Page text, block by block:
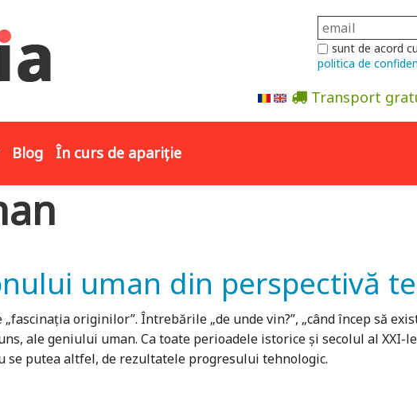
sunt de acord
politica de
Transport
Blog În curs de apariție
uman din perspectivă
originilor”. Întrebările „de unde vin?”, „când încep să
ale geniului uman. Ca toate perioadele istorice și secolul al
putea altfel, de rezultatele progresului tehnologic.